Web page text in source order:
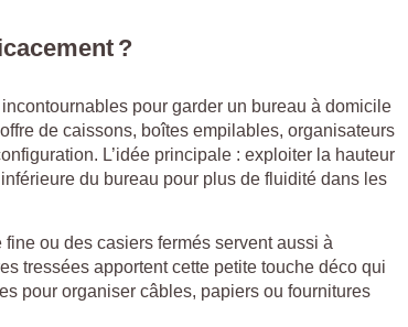
?
pour garder un bureau à domicile
de caissons, boîtes empilables, organisateurs
L’idée principale : exploiter la hauteur
du bureau pour plus de fluidité dans les
ou des casiers fermés servent aussi à
tressées apportent cette petite touche déco qui
pour organiser câbles, papiers ou fournitures